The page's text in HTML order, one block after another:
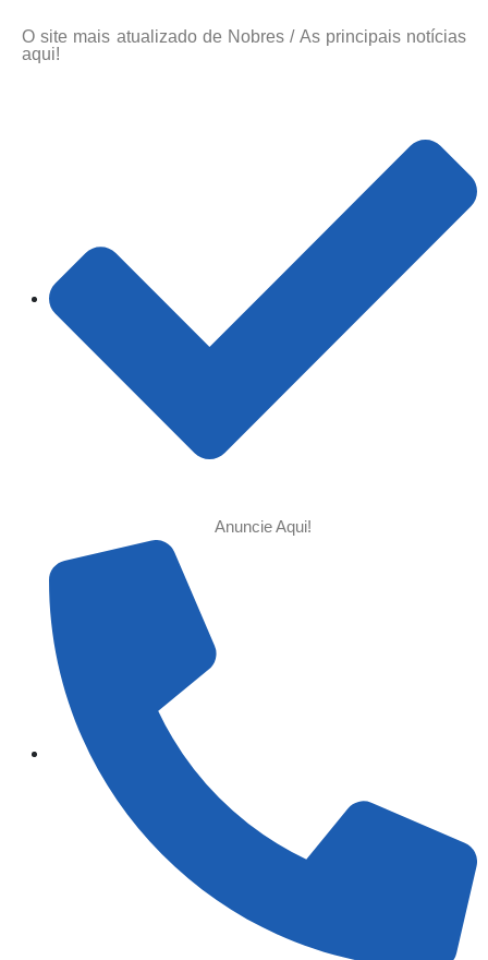
O site mais atualizado de Nobres / As principais notícias
aqui!
Anuncie Aqui!